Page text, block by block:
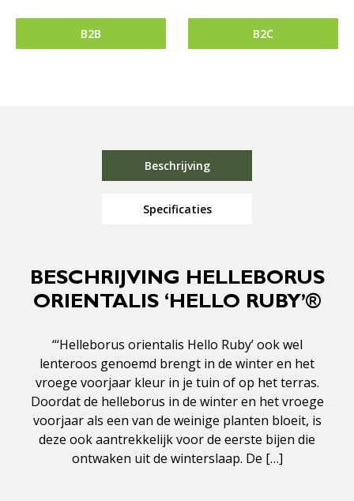
B2B B2C
Beschrijving
Specificaties
BESCHRIJVING HELLEBORUS
ORIENTALIS ‘HELLO RUBY’®
“‘Helleborus orientalis Hello Ruby’ ook wel
lenteroos genoemd brengt in de winter en het
vroege voorjaar kleur in je tuin of op het terras.
Doordat de helleborus in de winter en het vroege
voorjaar als een van de weinige planten bloeit, is
deze ook aantrekkelijk voor de eerste bijen die
ontwaken uit de winterslaap. De […]